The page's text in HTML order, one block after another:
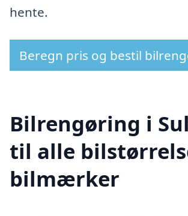
hente.
Beregn pris og bestil
Bilrengøring i
til alle
bilmærker